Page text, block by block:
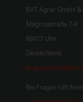
BAT Agrar GmbH &
Magirusstraße 7-9
89077 Ulm
Deutschland
hug.zentrale@bat-
Bei Fragen hilft